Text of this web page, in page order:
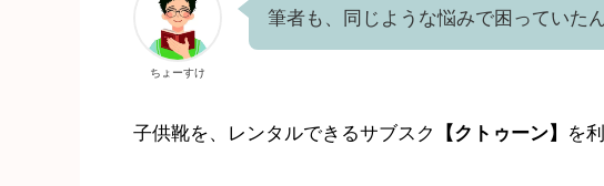
ちょーすけ
筆者も、同じような悩みで困っていた
子供靴を、レンタルできるサブスク 【クトゥーン】 を